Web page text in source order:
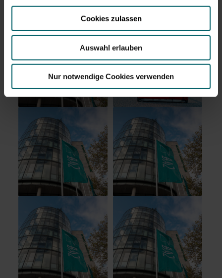
Cookies zulassen
Auswahl erlauben
Nur notwendige Cookies verwenden